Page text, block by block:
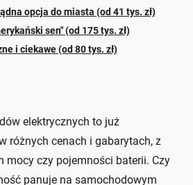
opcja do miasta (od 41 tys. zł)
sen" (od 175 tys. zł)
i ciekawe (od 80 tys. zł)
elektrycznych to już
różnych cenach i gabarytach, z
mocy czy pojemności baterii. Czy
panuje na samochodowym